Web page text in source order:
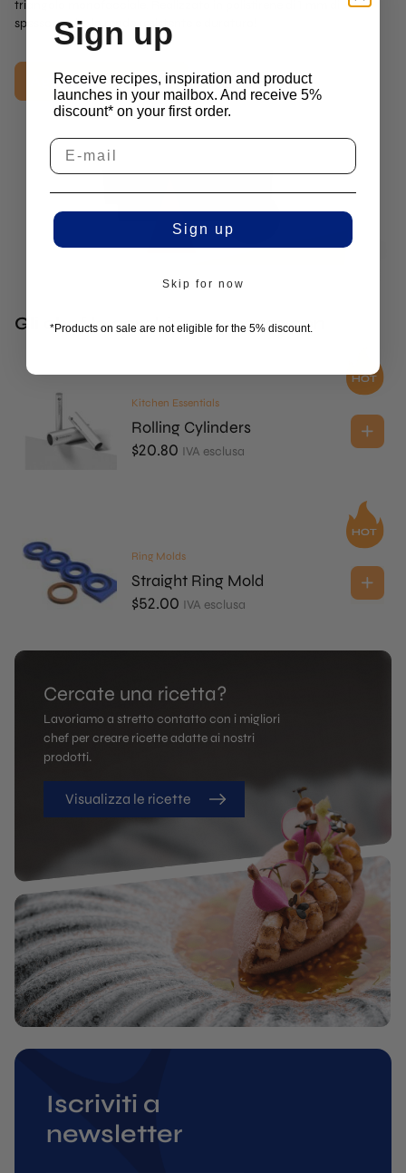
triangolo monofacciale. Realizzato in polistirene di 1 mm di
spessore, che lo rende resistente e duraturo!
Aggiungi al carrello
Gli chef lo combinano spesso con
Kitchen Essentials
Rolling Cylinders
$20.80 IVA esclusa
Ring Molds
Straight Ring Mold
$52.00 IVA esclusa
Cercate una ricetta?
Lavoriamo a stretto contatto con i migliori
chef per creare ricette adatte ai nostri
prodotti.
Visualizza le ricette
Iscriviti a
newsletter
Sign up
Receive recipes, inspiration and product
launches in your mailbox. And receive 5%
discount* on your first order.
Sign up
Skip for now
*Products on sale are not eligible for the 5% discount.